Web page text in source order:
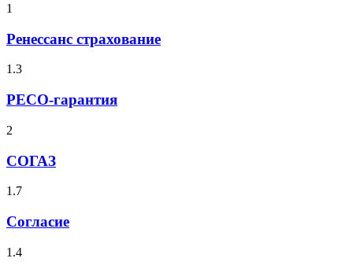
1
Ренессанс страхование
1.3
РЕСО-гарантия
2
СОГАЗ
1.7
Согласие
1.4